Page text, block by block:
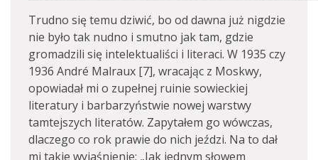
Trudno się temu dziwić, bo od dawna już nigdzie
nie było tak nudno i smutno jak tam, gdzie
gromadzili się intelektualiści i literaci. W 1935 czy
1936 André Malraux [7], wracając z Moskwy,
opowiadał mi o zupełnej ruinie sowieckiej
literatury i barbarzyństwie nowej warstwy
tamtejszych literatów. Zapytałem go wówczas,
dlaczego co rok prawie do nich jeździ. Na to dał
mi takie wyjaśnienie: „Jak jednym słowem